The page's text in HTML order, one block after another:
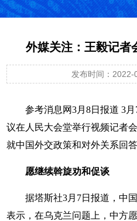
外媒关注：王毅记者
发布时间：2022-
参考消息网3月8日报道 3
议在人民大会堂举行视频记者
就中国外交政策和对外关系回
愿继续斡旋劝和促谈
据塔斯社3月7日报道，中
表示，在乌克兰问题上，中方